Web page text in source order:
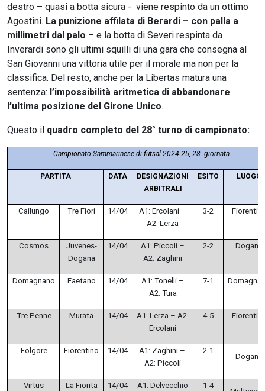
destro – quasi a botta sicura - viene respinto da un ottimo
Agostini. La punizione affilata di Berardi – con palla a
millimetri dal palo – e la botta di Severi respinta da
Inverardi sono gli ultimi squilli di una gara che consegna al
San Giovanni una vittoria utile per il morale ma non per la
classifica. Del resto, anche per la Libertas matura una
sentenza: l’impossibilità aritmetica di abbandonare
l’ultima posizione del Girone Unico.
Questo il quadro completo del 28° turno di campionato:
Campionato Sammarinese di futsal 2024-25, 28. giornata
PARTITA DATA
DESIGNAZIONI
ARBITRALI
ESITO LUOGO
Cailungo Tre Fiori 14/04
A1: Ercolani –
A2: Lerza
3-2
Cosmos
Juvenes-
Dogana
14/04
A1: Piccoli –
A2: Zaghini
2-2 Dogana
Domagnano Faetano 14/04
A1: Tonelli –
A2: Tura
7-1
Tre Penne Murata 14/04
A1: Lerza – A2:
Ercolani
4-5
Folgore Fiorentino 14/04
A1: Zaghini –
A2: Piccoli
2-1
Dogana
Virtus La Fiorita 14/04 A1: Delvecchio 1-4